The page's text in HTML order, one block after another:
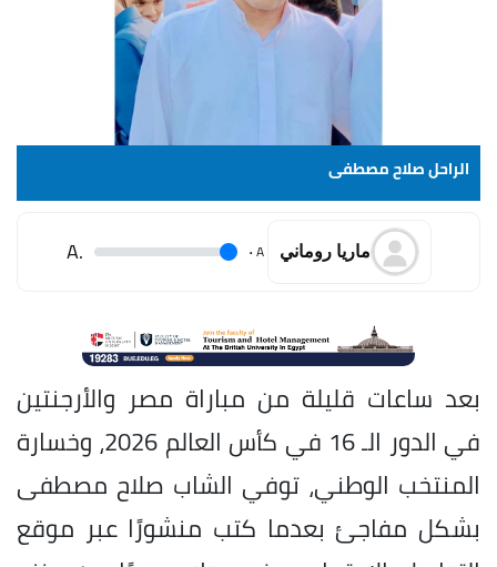
الراحل صلاح مصطفى
ماريا روماني A
.
.A
بعد ساعات قليلة من مباراة مصر والأرجنتين
في الدور الـ 16 في كأس العالم 2026، وخسارة
المنتخب الوطني، توفي الشاب صلاح مصطفى
بشكل مفاجئ بعدما كتب منشورًا عبر موقع